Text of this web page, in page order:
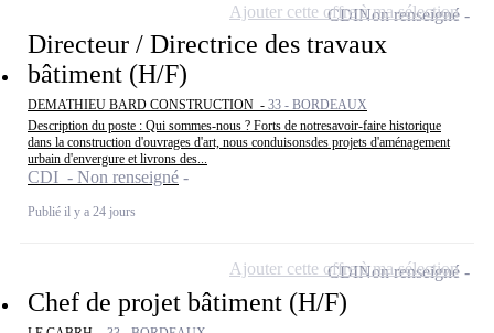
Directeur / Directrice des travaux
bâtiment (H/F)
DEMATHIEU BARD CONSTRUCTION - 33 - BORDEAUX
Description du poste : Qui sommes-nous ? Forts de notresavoir-faire historique
dans la construction d'ouvrages d'art, nous conduisonsdes projets d'aménagement
urbain d'envergure et livrons des...
CDI - Non renseigné
Publié il y a 24 jours
CDINon renseigné
Ajouter cette offre à ma sélection
Chef de projet bâtiment (H/F)
CDINon renseigné
Ajouter cette offre à ma sélection